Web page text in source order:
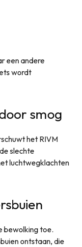
een andere
wordt
smog
het RIVM
slechte
luchtwegklachten
bewolking toe.
ontstaan, die